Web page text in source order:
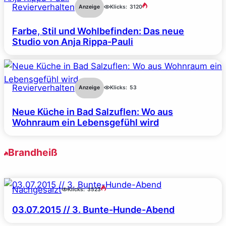
Revierverhalten Anzeige Klicks: 3120
Farbe, Stil und Wohlbefinden: Das neue
Studio von Anja Rippa-Pauli
Revierverhalten Anzeige Klicks: 53
Neue Küche in Bad Salzuflen: Wo aus
Wohnraum ein Lebensgefühl wird
Brandheiß
Nachgesalzt Klicks: 3523
03.07.2015 // 3. Bunte-Hunde-Abend